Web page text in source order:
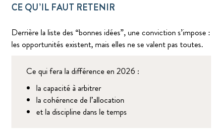
CE QU’IL FAUT RETENIR
Derrière la liste des “bonnes idées”, une conviction s’impose :
les opportunités existent, mais elles ne se valent pas toutes.
Ce qui fera la différence en 2026 :
la capacité à arbitrer
la cohérence de l’allocation
et la discipline dans le temps